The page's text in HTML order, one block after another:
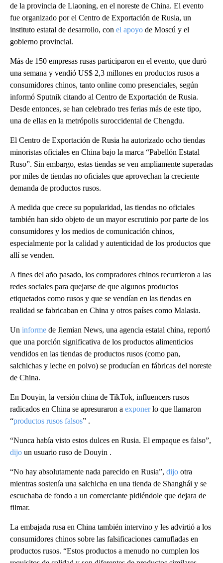
de la provincia de Liaoning, en el noreste de China. El evento
fue organizado por el Centro de Exportación de Rusia, un
instituto estatal de desarrollo, con el apoyo de Moscú y el
gobierno provincial.
Más de 150 empresas rusas participaron en el evento, que duró
una semana y vendió US$ 2,3 millones en productos rusos a
consumidores chinos, tanto online como presenciales, según
informó Sputnik citando al Centro de Exportación de Rusia.
Desde entonces, se han celebrado tres ferias más de este tipo,
una de ellas en la metrópolis suroccidental de Chengdu.
El Centro de Exportación de Rusia ha autorizado ocho tiendas
minoristas oficiales en China bajo la marca “Pabellón Estatal
Ruso”. Sin embargo, estas tiendas se ven ampliamente superadas
por miles de tiendas no oficiales que aprovechan la creciente
demanda de productos rusos.
A medida que crece su popularidad, las tiendas no oficiales
también han sido objeto de un mayor escrutinio por parte de los
consumidores y los medios de comunicación chinos,
especialmente por la calidad y autenticidad de los productos que
allí se venden.
A fines del año pasado, los compradores chinos recurrieron a las
redes sociales para quejarse de que algunos productos
etiquetados como rusos y que se vendían en las tiendas en
realidad se fabricaban en China y otros países como Malasia.
Un informe de Jiemian News, una agencia estatal china, reportó
que una porción significativa de los productos alimenticios
vendidos en las tiendas de productos rusos (como pan,
salchichas y leche en polvo) se producían en fábricas del noreste
de China.
En Douyin, la versión china de TikTok, influencers rusos
radicados en China se apresuraron a exponerlo que llamaron
“productos rusos falsos” .
“Nunca había visto estos dulces en Rusia. El empaque es falso”,
dijo un usuario ruso de Douyin .
“No hay absolutamente nada parecido en Rusia”, dijo otra
mientras sostenía una salchicha en una tienda de Shanghái y se
escuchaba de fondo a un comerciante pidiéndole que dejara de
filmar.
La embajada rusa en China también intervino y les advirtió a los
consumidores chinos sobre las falsificaciones camufladas en
productos rusos. “Estos productos a menudo no cumplen los